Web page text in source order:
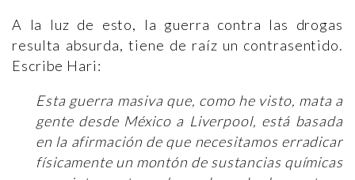
A la luz de esto, la guerra contra las drogas
resulta absurda, tiene de raíz un contrasentido.
Escribe Hari:
Esta guerra masiva que, como he visto, mata a
gente desde México a Liverpool, está basada
en la afirmación de que necesitamos erradicar
físicamente un montón de sustancias químicas